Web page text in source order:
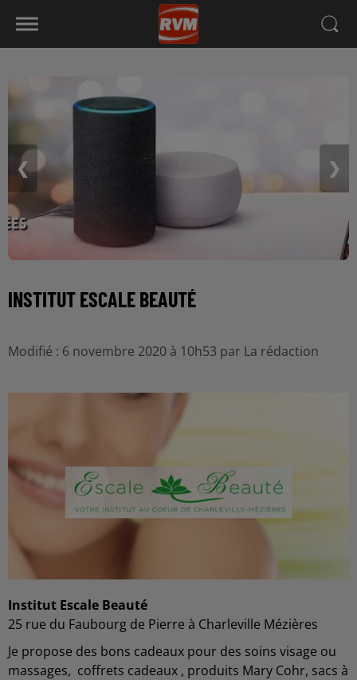
❮ ❯
INSTITUT ESCALE BEAUTÉ
Modifié : 6 novembre 2020 à 10h53 par La rédaction
Institut Escale Beauté
25 rue du Faubourg de Pierre à Charleville Mézières
Je propose des bons cadeaux pour des soins visage ou
massages, coffrets cadeaux , produits Mary Cohr, sacs à